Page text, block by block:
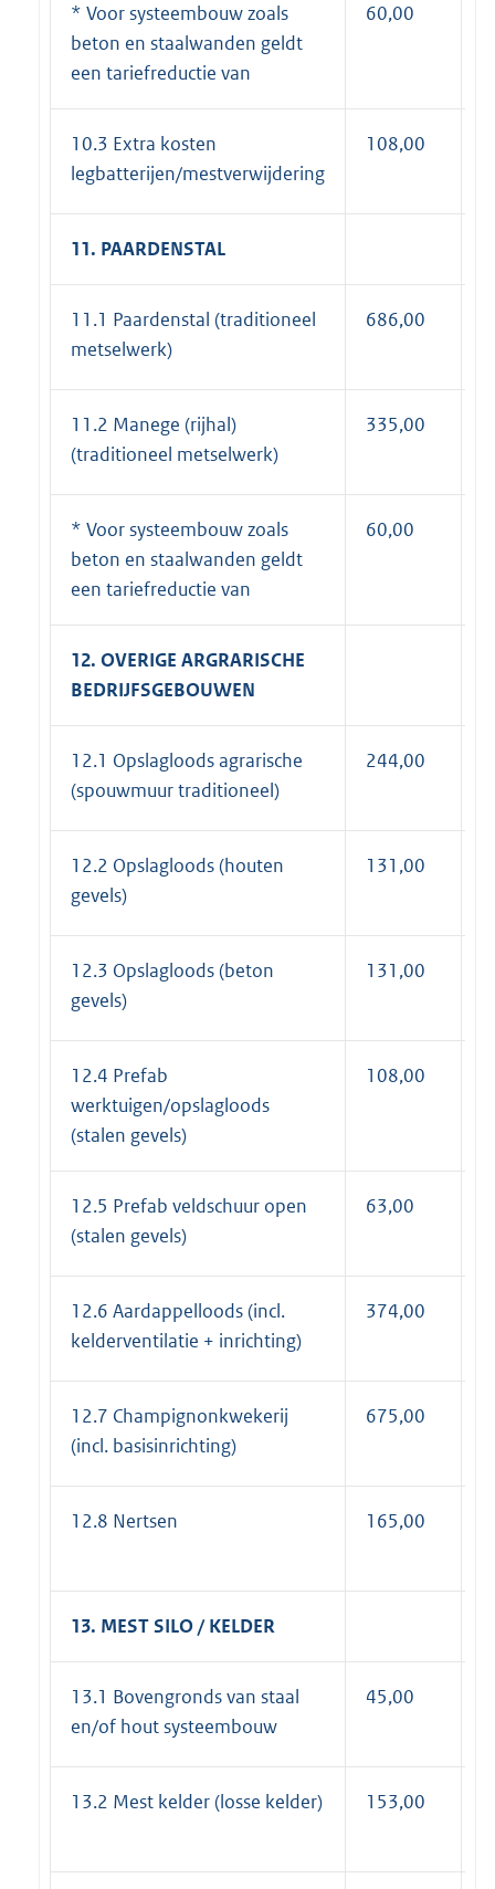
* Voor systeembouw zoals
beton en staalwanden geldt
een tariefreductie van
60,00
10.3 Extra kosten
legbatterijen/mestverwijdering
108,00
11. PAARDENSTAL
11.1 Paardenstal (traditioneel
metselwerk)
686,00
11.2 Manege (rijhal)
(traditioneel metselwerk)
335,00
* Voor systeembouw zoals
beton en staalwanden geldt
een tariefreductie van
60,00
12. OVERIGE ARGRARISCHE
BEDRIJFSGEBOUWEN
12.1 Opslagloods agrarische
(spouwmuur traditioneel)
244,00
12.2 Opslagloods (houten
gevels)
131,00
12.3 Opslagloods (beton
gevels)
131,00
12.4 Prefab
werktuigen/opslagloods
(stalen gevels)
108,00
12.5 Prefab veldschuur open
(stalen gevels)
63,00
12.6 Aardappelloods (incl.
kelderventilatie + inrichting)
374,00
12.7 Champignonkwekerij
(incl. basisinrichting)
675,00
12.8 Nertsen 165,00
13. MEST SILO / KELDER
13.1 Bovengronds van staal
en/of hout systeembouw
45,00
13.2 Mest kelder (losse kelder) 153,00